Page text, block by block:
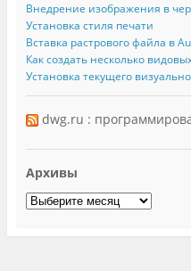
Внедрение изображения в
Установка стиля печати
Вставка растрового файла в
Как создать несколько
Установка текущего
dwg.ru :
Архивы